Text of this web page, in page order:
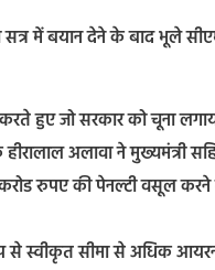
में बयान देने के बाद भूले
करते हुए जो सरकार को चूना
अलावा ने मुख्यमंत्री
रुपए की पेनल्टी वसूल करने
से स्वीकृत सीमा से अधिक